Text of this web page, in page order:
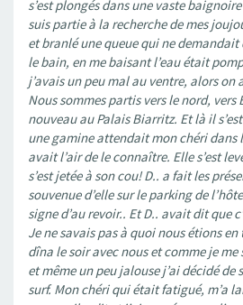
s’est plongés dans une vaste
suis partie à la recherche de mes
et branlé une queue qui ne demandait
le bain, en me baisant l’eau était
j’avais un peu mal au ventre, alors on
Nous sommes partis vers le nord,
nouveau au Palais Biarritz. Et là il
une gamine attendait mon chéri dans
avait l’air de le connaître. Elle s’est
s’est jetée à son cou! D.. a fait les
souvenue d’elle sur le parking de
signe d’au revoir.. Et D.. avait dit que
Je ne savais pas à quoi nous étions
dîna le soir avec nous et comme je
et même un peu jalouse j’ai décidé
surf. Mon chéri qui était fatigué, m’a